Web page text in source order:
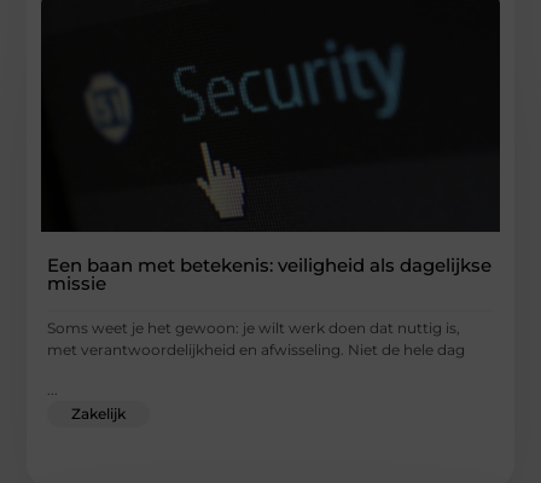
Een baan met betekenis: veiligheid als dagelijkse
missie
Soms weet je het gewoon: je wilt werk doen dat nuttig is,
met verantwoordelijkheid en afwisseling. Niet de hele dag
Zakelijk